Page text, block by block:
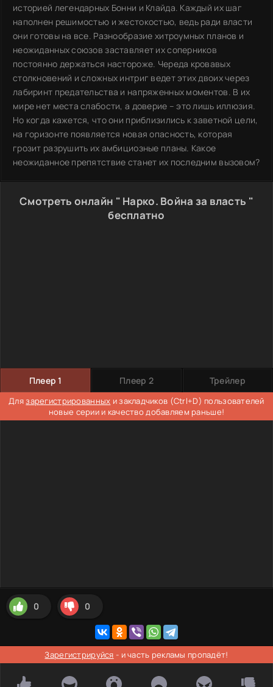
историей легендарных Бонни и Клайда. Каждый их шаг
наполнен решимостью и жестокостью, ведь ради власти
они готовы на все. Разнообразие хитроумных планов и
неожиданных союзов заставляет их соперников
постоянно держаться настороже. Череда кровавых
столкновений и сложных интриг ведет этих двоих через
лабиринт предательства и напряженных моментов. В их
мире нет места слабости, а доверие – это лишь иллюзия.
Но когда кажется, что они приблизились к заветной цели,
на горизонте появляется новая опасность, которая
грозит разрушить их амбициозные планы. Какое
неожиданное препятствие станет их последним вызовом?
Смотреть онлайн " Нарко. Война за власть "
бесплатно
Плеер 1 Плеер 2 Трейлер
Длязарегистрированных и закладчиков (Ctrl+D) пользователей
новые серии и качество добавляем раньше!
0 0
Зарегистрируйся - и часть рекламы пропадёт!